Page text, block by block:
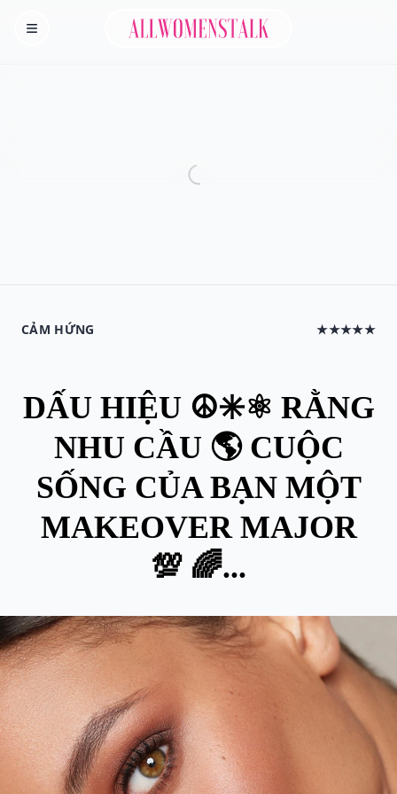
Homepage
Allwomenstalk
CẢM HỨNG ★★★★★
DẤU HIỆU ☮️✳️⚛️ RẰNG
NHU CẦU 🌎 CUỘC
SỐNG CỦA BẠN MỘT
MAKEOVER MAJOR
💯 🌈...